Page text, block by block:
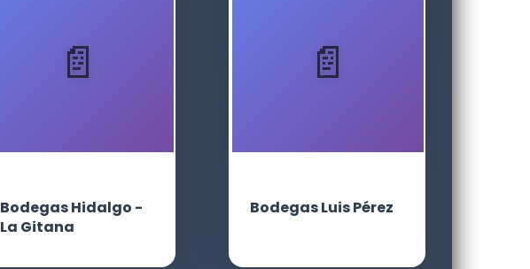
Bodegas Hidalgo -
La Gitana
Bodegas Luis Pérez